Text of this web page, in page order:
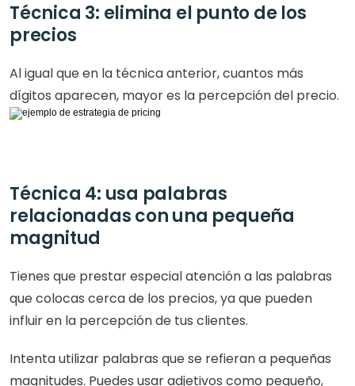
Técnica 3: elimina el punto de los
precios
Al igual que en la técnica anterior, cuantos más
dígitos aparecen, mayor es la percepción del precio.
Técnica 4: usa palabras
relacionadas con una pequeña
magnitud
Tienes que prestar especial atención a las palabras
que colocas cerca de los precios, ya que pueden
influir en la percepción de tus clientes.
Intenta utilizar palabras que se refieran a pequeñas
magnitudes. Puedes usar adjetivos como pequeño,